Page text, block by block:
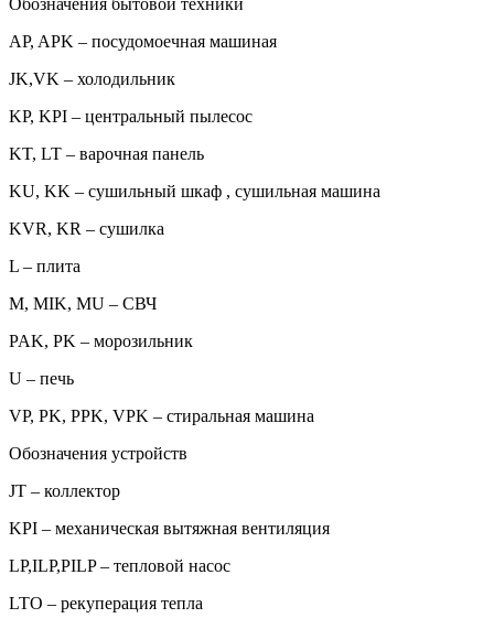
AP, APK – посудомоечная машиная
JK,VK – холодильник
KP, KPI – центральный пылесос
KT, LT – варочная панель
KU, KK – сушильный шкаф , сушильная машина
KVR, KR – сушилка
L – плита
M, MIK, MU – СВЧ
PAK, PK – морозильник
U – печь
VP, PK, PPK, VPK – стиральная машина
Обозначения устройств
JT – коллектор
KPI – механическая вытяжная вентиляция
LP,ILP,PILP – тепловой насос
LTO – рекуперация тепла